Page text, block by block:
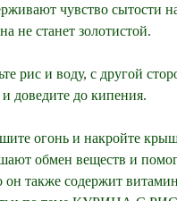
чувство сытости
не станет золотистой.
рис и воду, с другой
доведите до кипения.
огонь и накройте
обмен веществ и
также содержит